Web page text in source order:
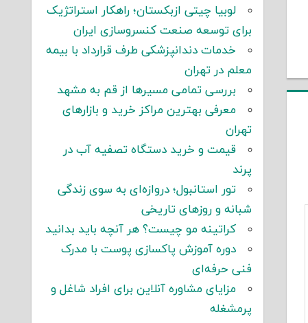
لوبیا چیتی ازبکستان؛ راهکار استراتژیک
برای توسعه صنعت کنسروسازی ایران
خدمات دندانپزشکی طرف قرارداد با بیمه
معلم در تهران
بررسی تمامی مسیرها از قم به مشهد
معرفی بهترین مراکز خرید و بازارهای
تهران
قیمت و خرید دستگاه تصفیه آب در
پرند
تور استانبول؛ دروازه‌ای به سوی زندگی
شبانه و روزهای تاریخی
کراتینه مو چیست؟ هر آنچه باید بدانید
دوره آموزش پاکسازی پوست با مدرک
فنی حرفه‌ای
مزایای مشاوره آنلاین برای افراد شاغل و
پرمشغله